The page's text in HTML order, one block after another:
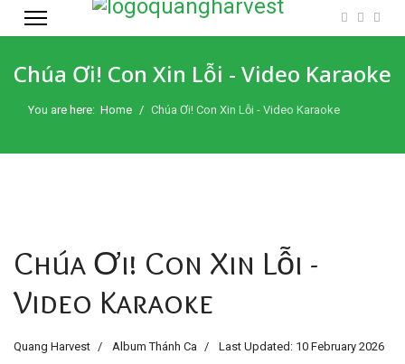
Chúa Ơi! Con Xin Lỗi - Video Karaoke
You are here: Home Chúa Ơi! Con Xin Lỗi - Video Karaoke
Chúa Ơi! Con Xin Lỗi -
Video Karaoke
Quang Harvest Album Thánh Ca Last Updated: 10 February 2026